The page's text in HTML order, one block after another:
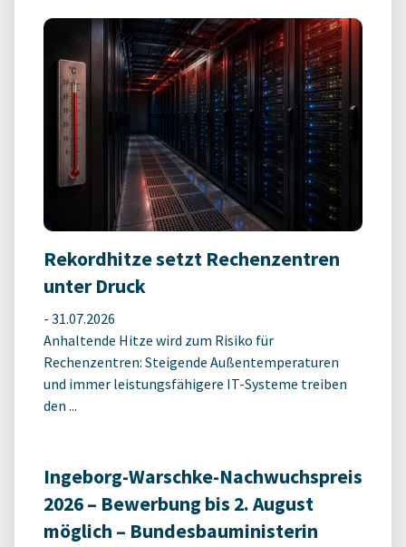
Rekordhitze setzt Rechenzentren
unter Druck
- 31.07.2026
Anhaltende Hitze wird zum Risiko für
Rechenzentren: Steigende Außentemperaturen
und immer leistungsfähigere IT-Systeme treiben
den ...
Ingeborg-Warschke-Nachwuchspreis
2026 – Bewerbung bis 2. August
möglich – Bundesbauministerin